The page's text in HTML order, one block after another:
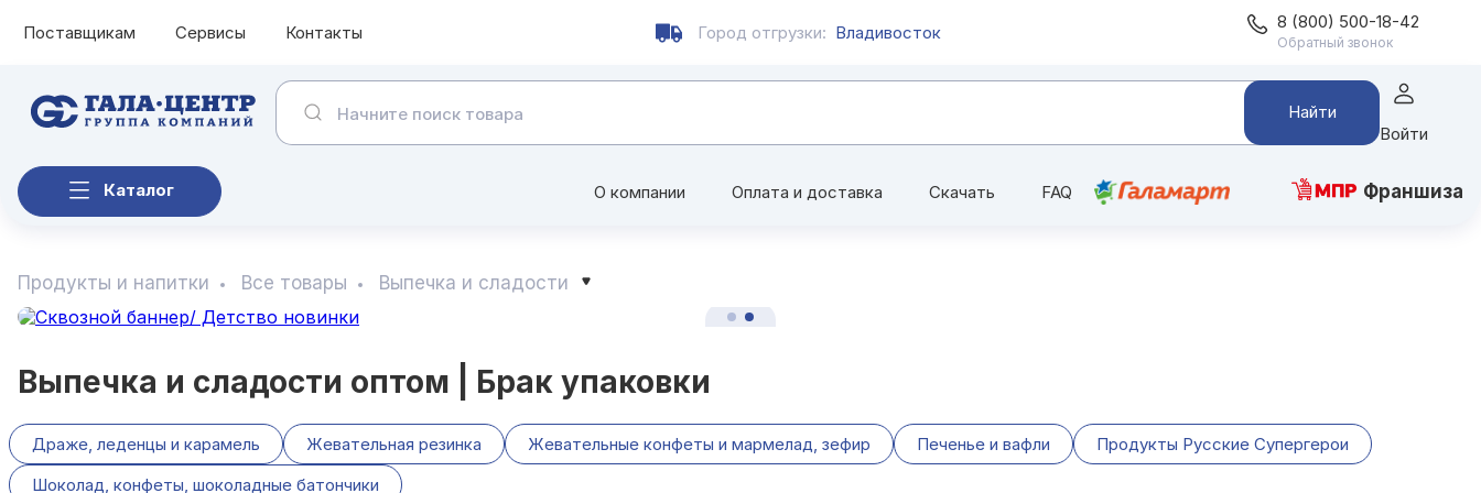
Поставщикам Сервисы Контакты Город отгрузки: Владивосток 8 (800) 500-18-42
Обратный звонок
Найти
Войти
Каталог О компании Оплата и доставка Скачать FAQ Франшиза
Продукты и напитки Все товары Выпечка и сладости
Выпечка и сладости оптом | Брак упаковки
Драже, леденцы и карамель Жевательная резинка Жевательные конфеты и мармелад, зефир Печенье и вафли
Продукты Русские Супергерои
Шоколад, конфеты, шоколадные батончики